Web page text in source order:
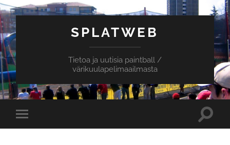
SPLATWEB
Tietoa ja uutisia paintball /
värikuulapelimaailmasta
Toggle
mobile
Toggle